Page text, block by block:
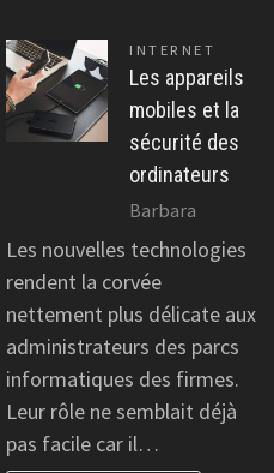
INTERNET
Les appareils
mobiles et la
sécurité des
ordinateurs
Barbara
Les nouvelles technologies
rendent la corvée
nettement plus délicate aux
administrateurs des parcs
informatiques des firmes.
Leur rôle ne semblait déjà
pas facile car il…